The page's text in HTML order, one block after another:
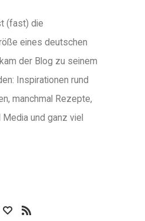
(fast) die
eines deutschen
der Blog zu seinem
Inspirationen rund
manchmal Rezepte,
und ganz viel